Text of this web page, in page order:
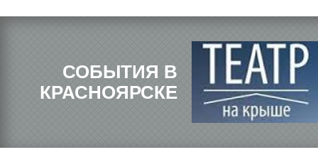
СОБЫТИЯ В
КРАСНОЯРСКЕ